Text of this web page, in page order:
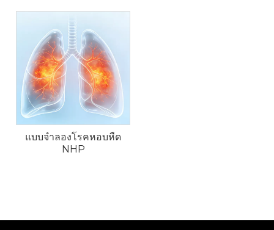
แบบจำลองเหล่านี้จำลองลักษณะสำคัญของโรคหอบหืด
รวมถึงการตอบสนองมากเกินไปของทางเดินหายใจ การ
อักเสบของอีโอซิโนฟิลิก การหลั่งเมือกมากเกินไป และการ
เปลี่ยนแปลงของทางเดินหายใจ
แบบจำลองโรคหอบหืด
NHP